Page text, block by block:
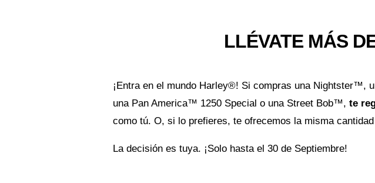
LLÉVATE MÁS
¡Entra en el mundo Harley®! Si compras una
una Pan America™ 1250 Special o una Street Bob™, te
como tú. O, si lo prefieres, te ofrecemos la misma
La decisión es tuya. ¡Solo hasta el 30 de Septiembre!